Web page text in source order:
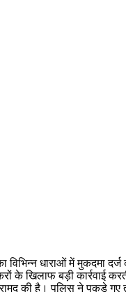
धाराओं में मुकदमा
के खिलाफ बड़ी कार्रवाई
की है। पुलिस ने पकड़े गए